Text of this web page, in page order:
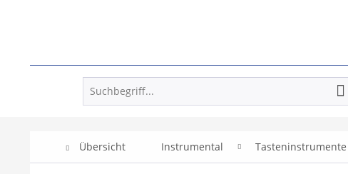
Übersicht Instrumental Tasteninstrumente